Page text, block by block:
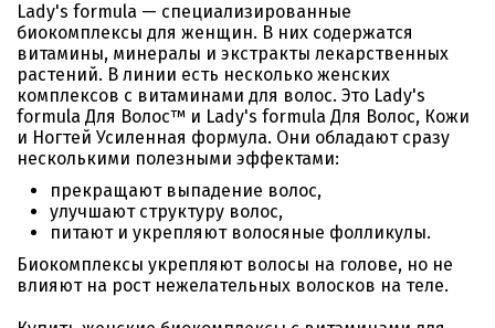
Lady's formula — специализированные
биокомплексы для женщин. В них содержатся
витамины, минералы и экстракты лекарственных
растений. В линии есть несколько женских
комплексов с витаминами для волос. Это Lady's
formula Для Волос™ и Lady's formula Для Волос, Кожи
и Ногтей Усиленная формула. Они обладают сразу
несколькими полезными эффектами:
прекращают выпадение волос,
улучшают структуру волос,
питают и укрепляют волосяные фолликулы.
Биокомплексы укрепляют волосы на голове, но не
влияют на рост нежелательных волосков на теле.